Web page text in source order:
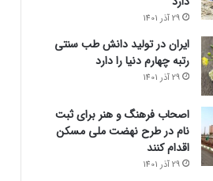
29 آذر 1401
ایران در تولید دانش طب سنتی
رتبه چهارم دنیا را دارد
29 آذر 1401
اصحاب فرهنگ و هنر برای ثبت
نام در طرح نهضت ملی مسکن
اقدام کنند
29 آذر 1401